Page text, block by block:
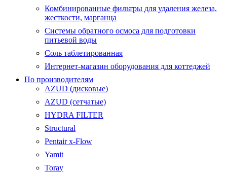
Комбинированные фильтры для удаления железа,
жесткости, марганца
Системы обратного осмоса для подготовки
питьевой воды
Соль таблетированная
Интернет-магазин оборудования для коттеджей
По производителям
AZUD (дисковые)
AZUD (сетчатые)
HYDRA FILTER
Structural
Pentair x-Flow
Yamit
Toray